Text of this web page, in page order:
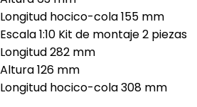
Longitud hocico-cola 155 mm
Escala 1:10 Kit de montaje 2 piezas
Longitud 282 mm
Altura 126 mm
Longitud hocico-cola 308 mm